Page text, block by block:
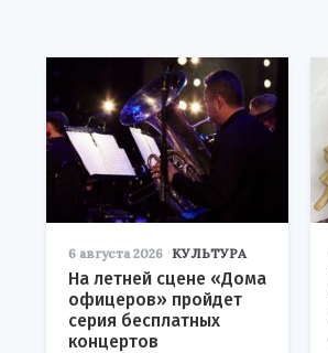
6 августа 2026 КУЛЬТУРА
На летней сцене «Дома
офицеров» пройдет
серия бесплатных
концертов